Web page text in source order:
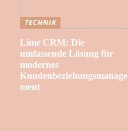
TECHNIK
Lime CRM: Die
umfassende Lösung für
modernes
Kundenbeziehungsmanage
ment